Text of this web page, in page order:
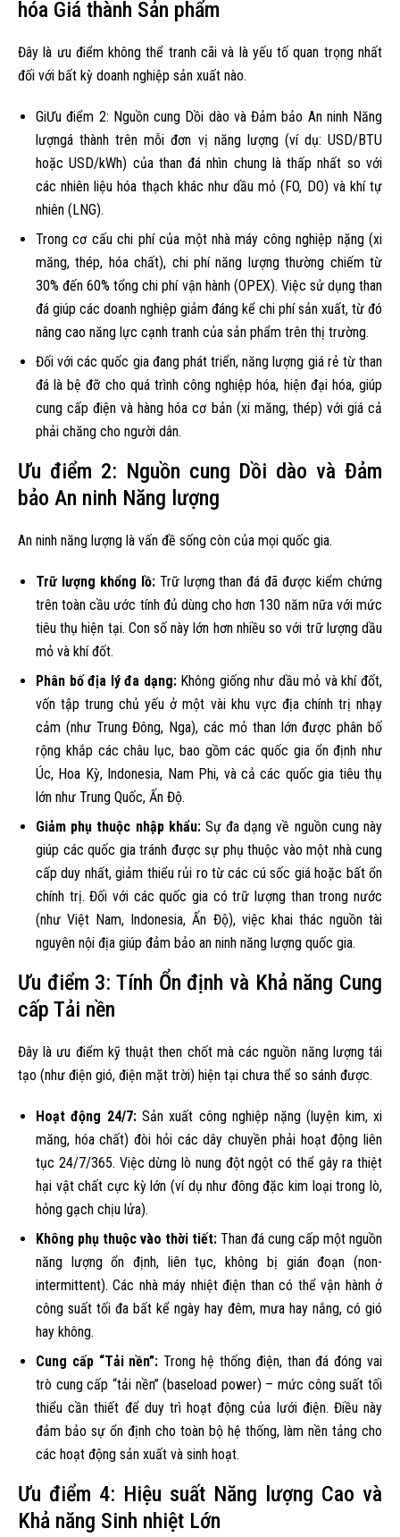
hóa Giá thành Sản phẩm
Đây là ưu điểm không thể tranh cãi và là yếu tố quan trọng nhất
đối với bất kỳ doanh nghiệp sản xuất nào.
GiƯu điểm 2: Nguồn cung Dồi dào và Đảm bảo An ninh Năng
lượngá thành trên mỗi đơn vị năng lượng (ví dụ: USD/BTU
hoặc USD/kWh) của than đá nhìn chung là thấp nhất so với
các nhiên liệu hóa thạch khác như dầu mỏ (FO, DO) và khí tự
nhiên (LNG).
Trong cơ cấu chi phí của một nhà máy công nghiệp nặng (xi
măng, thép, hóa chất), chi phí năng lượng thường chiếm từ
30% đến 60% tổng chi phí vận hành (OPEX). Việc sử dụng than
đá giúp các doanh nghiệp giảm đáng kể chi phí sản xuất, từ đó
nâng cao năng lực cạnh tranh của sản phẩm trên thị trường.
Đối với các quốc gia đang phát triển, năng lượng giá rẻ từ than
đá là bệ đỡ cho quá trình công nghiệp hóa, hiện đại hóa, giúp
cung cấp điện và hàng hóa cơ bản (xi măng, thép) với giá cả
phải chăng cho người dân.
Ưu điểm 2: Nguồn cung Dồi dào và Đảm
bảo An ninh Năng lượng
An ninh năng lượng là vấn đề sống còn của mọi quốc gia.
Trữ lượng khổng lồ:Trữ lượng than đá đã được kiểm chứng
trên toàn cầu ước tính đủ dùng cho hơn 130 năm nữa với mức
tiêu thụ hiện tại. Con số này lớn hơn nhiều so với trữ lượng dầu
mỏ và khí đốt.
Phân bố địa lý đa dạng:Không giống như dầu mỏ và khí đốt,
vốn tập trung chủ yếu ở một vài khu vực địa chính trị nhạy
cảm (như Trung Đông, Nga), các mỏ than lớn được phân bố
rộng khắp các châu lục, bao gồm các quốc gia ổn định như
Úc, Hoa Kỳ, Indonesia, Nam Phi, và cả các quốc gia tiêu thụ
lớn như Trung Quốc, Ấn Độ.
Giảm phụ thuộc nhập khẩu:Sự đa dạng về nguồn cung này
giúp các quốc gia tránh được sự phụ thuộc vào một nhà cung
cấp duy nhất, giảm thiểu rủi ro từ các cú sốc giá hoặc bất ổn
chính trị. Đối với các quốc gia có trữ lượng than trong nước
(như Việt Nam, Indonesia, Ấn Độ), việc khai thác nguồn tài
nguyên nội địa giúp đảm bảo an ninh năng lượng quốc gia.
Ưu điểm 3: Tính Ổn định và Khả năng Cung
cấp Tải nền
Đây là ưu điểm kỹ thuật then chốt mà các nguồn năng lượng tái
tạo (như điện gió, điện mặt trời) hiện tại chưa thể so sánh được.
Hoạt động 24/7:Sản xuất công nghiệp nặng (luyện kim, xi
măng, hóa chất) đòi hỏi các dây chuyền phải hoạt động liên
tục 24/7/365. Việc dừng lò nung đột ngột có thể gây ra thiệt
hại vật chất cực kỳ lớn (ví dụ như đông đặc kim loại trong lò,
hỏng gạch chịu lửa).
Không phụ thuộc vào thời tiết: Than đá cung cấp một nguồn
năng lượng ổn định, liên tục, không bị gián đoạn (non-
intermittent). Các nhà máy nhiệt điện than có thể vận hành ở
công suất tối đa bất kể ngày hay đêm, mưa hay nắng, có gió
hay không.
Cung cấp “Tải nền”: Trong hệ thống điện, than đá đóng vai
trò cung cấp “tải nền” (baseload power) – mức công suất tối
thiểu cần thiết để duy trì hoạt động của lưới điện. Điều này
đảm bảo sự ổn định cho toàn bộ hệ thống, làm nền tảng cho
các hoạt động sản xuất và sinh hoạt.
Ưu điểm 4: Hiệu suất Năng lượng Cao và
Khả năng Sinh nhiệt Lớn